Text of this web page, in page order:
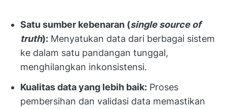
Satu sumber kebenaran (single source of
truth): Menyatukan data dari berbagai sistem
ke dalam satu pandangan tunggal,
menghilangkan inkonsistensi.
Kualitas data yang lebih baik: Proses
pembersihan dan validasi data memastikan